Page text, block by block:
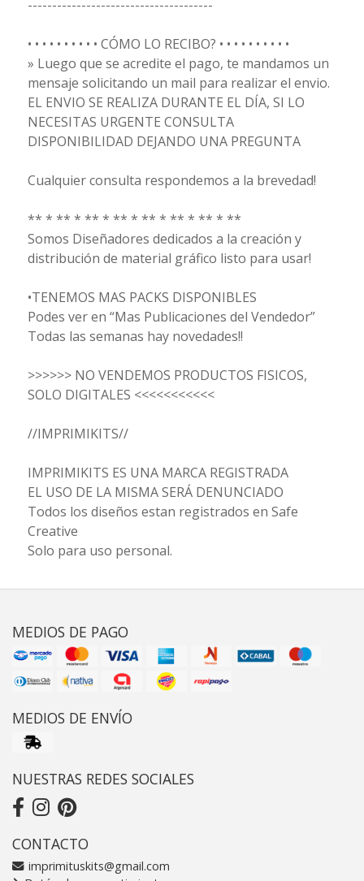
--------------------------------------
• • • • • • • • • • CÓMO LO RECIBO? • • • • • • • • • •
» Luego que se acredite el pago, te mandamos un
mensaje solicitando un mail para realizar el envio.
EL ENVIO SE REALIZA DURANTE EL DÍA, SI LO
NECESITAS URGENTE CONSULTA
DISPONIBILIDAD DEJANDO UNA PREGUNTA
Cualquier consulta respondemos a la brevedad!
** * ** * ** * ** * ** * ** * ** * **
Somos Diseñadores dedicados a la creación y
distribución de material gráfico listo para usar!
•TENEMOS MAS PACKS DISPONIBLES
Podes ver en “Mas Publicaciones del Vendedor”
Todas las semanas hay novedades!!
>>>>>> NO VENDEMOS PRODUCTOS FISICOS,
SOLO DIGITALES <<<<<<<<<<<
//IMPRIMIKITS//
IMPRIMIKITS ES UNA MARCA REGISTRADA
EL USO DE LA MISMA SERÁ DENUNCIADO
Todos los diseños estan registrados en Safe
Creative
Solo para uso personal.
MEDIOS DE PAGO
MEDIOS DE ENVÍO
NUESTRAS REDES SOCIALES
CONTACTO
imprimituskits@gmail.com